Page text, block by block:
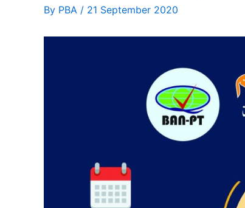
By PBA / 21 September 2020